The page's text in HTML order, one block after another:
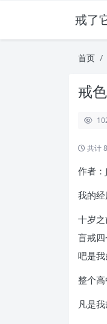
戒了
首页
戒
共计
作者：
我的经
十岁
盲戒
吧是我
整个高
凡是